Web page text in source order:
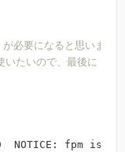
要になると思います
たいので、最後に &
NOTICE: fpm is